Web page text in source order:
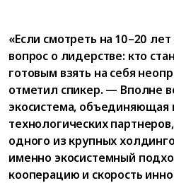
«Если смотреть на 10–20
вопрос о лидерстве: кто
готовым взять на себя
отметил спикер. — Вполне
экосистема, объединяющая
технологических
одного из крупных
именно экосистемный
кооперацию и скорость